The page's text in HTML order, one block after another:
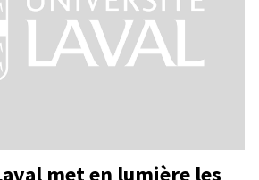
met en lumière les